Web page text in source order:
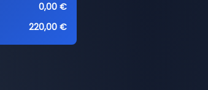
0,00 €
220,00 €